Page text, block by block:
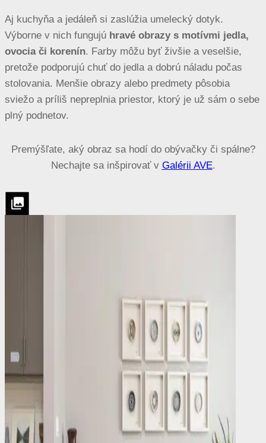
Aj kuchyňa a jedáleň si zaslúžia umelecký dotyk.
Výborne v nich fungujú hravé obrazy s motívmi jedla,
ovocia či korenín. Farby môžu byť živšie a veselšie,
pretože podporujú chuť do jedla a dobrú náladu počas
stolovania. Menšie obrazy alebo predmety pôsobia
sviežo a príliš nepreplnia priestor, ktorý je už sám o sebe
plný podnetov.
Premýšľate, aký obraz sa hodí do obývačky či spálne?
Nechajte sa inšpirovať v Galérii AVE.